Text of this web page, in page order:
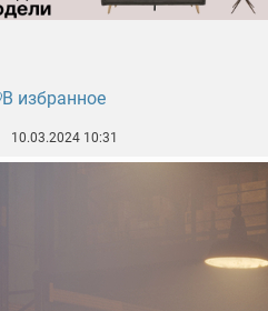
В избранное
10.03.2024 10:31